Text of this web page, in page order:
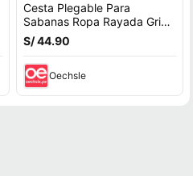
Cesta Plegable Para
Sabanas Ropa Rayada Gris
603GR02
S/ 44.90
Oechsle